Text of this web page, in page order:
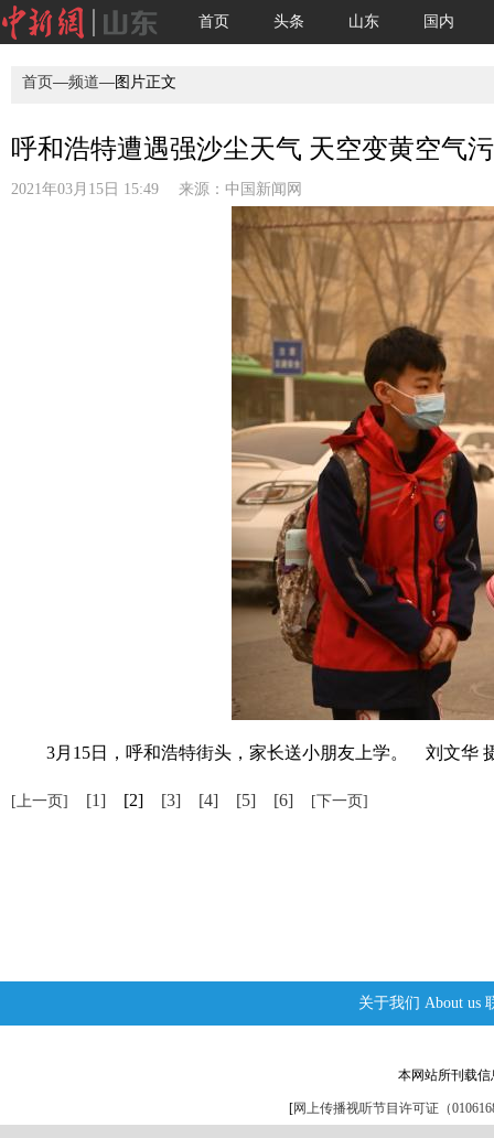
首页 头条 山东 国内
首页—频道—图片正文
呼和浩特遭遇强沙尘天气 天空变黄空气
2021年03月15日 15:49 来源： 中国新闻网
3月15日，呼和浩特街头，家长送小朋友上学。 刘文华
[上一页] [1] [2] [3] [4] [5] [6] [下一页]
关于我们 About us
本网站所刊载
[网上传播视听节目许可证（